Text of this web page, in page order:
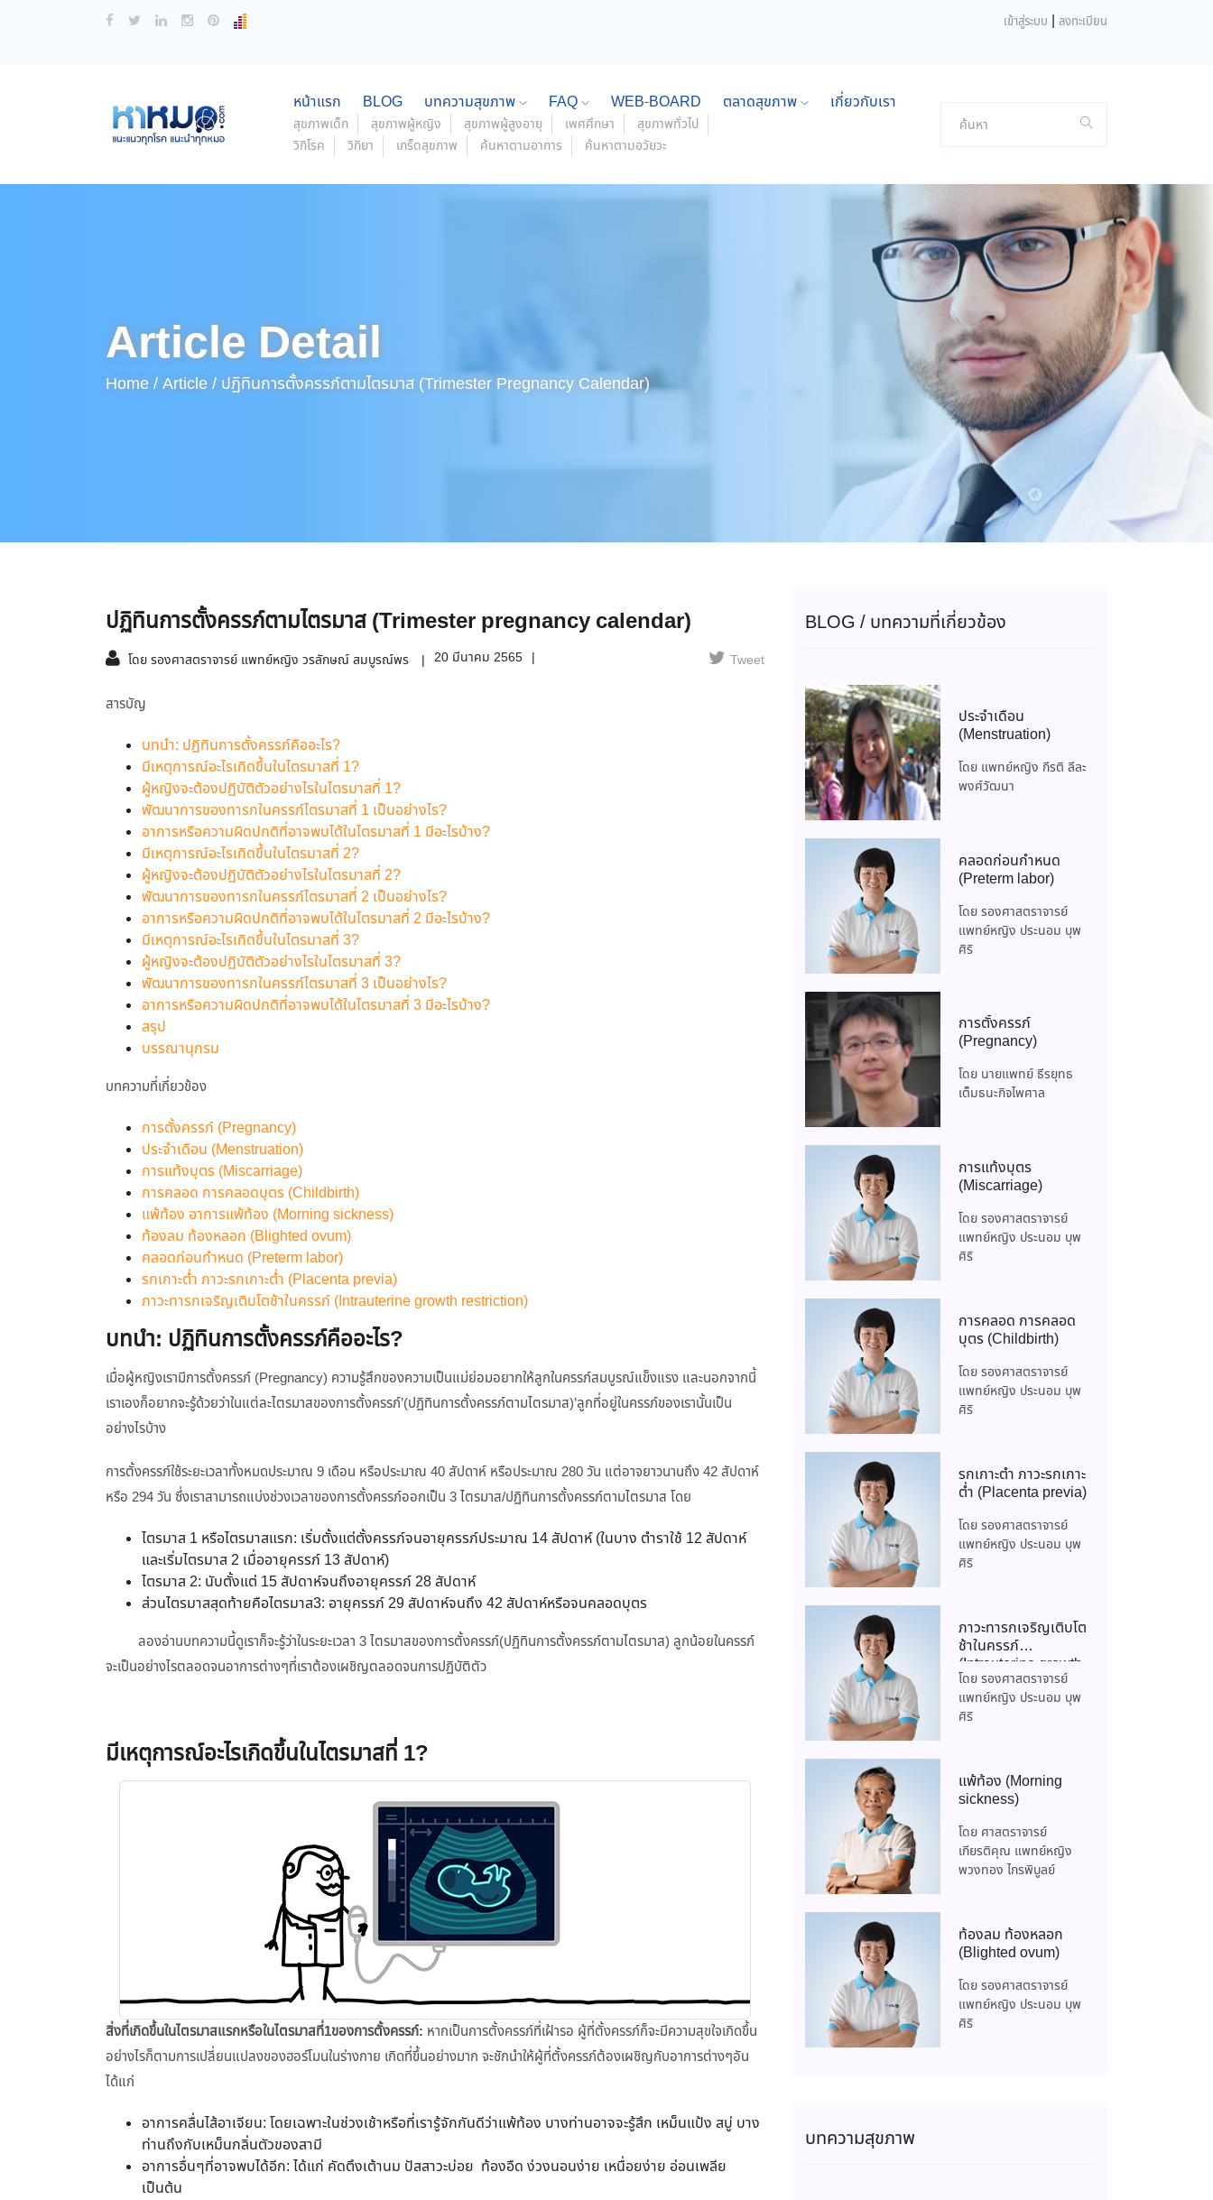
เข้าสู่ระบบ | ลงทะเบียน
หน้าแรก BLOG บทความสุขภาพ FAQ WEB-BOARD ตลาดสุขภาพ เกี่ยวกับเรา
สุขภาพเด็ก สุขภาพผู้หญิง สุขภาพผู้สูงอายุ เพศศึกษา
สุขภาพทั่วไป
วิกิโรค
วิกิยา เกร็ดสุขภาพ ค้นหาตามอาการ ค้นหาตามอวัยวะ
Article Detail
Home /Article / ปฏิทินการตั้งครรภ์ตามไตรมาส (Trimester Pregnancy Calendar)
ปฏิทินการตั้งครรภ์ตามไตรมาส (Trimester pregnancy calendar)
โดย รองศาสตราจารย์ แพทย์หญิง วรลักษณ์ สมบูรณ์พร 20 มีนาคม 2565 Tweet
สารบัญ
บทนำ: ปฏิทินการตั้งครรภ์คืออะไร?
มีเหตุการณ์อะไรเกิดขึ้นในไตรมาสที่ 1?
ผู้หญิงจะต้องปฏิบัติตัวอย่างไรในไตรมาสที่ 1?
พัฒนาการของทารกในครรภ์ไตรมาสที่ 1 เป็นอย่างไร?
อาการหรือความผิดปกติที่อาจพบได้ในไตรมาสที่ 1 มีอะไรบ้าง?
มีเหตุการณ์อะไรเกิดขึ้นในไตรมาสที่ 2?
ผู้หญิงจะต้องปฏิบัติตัวอย่างไรในไตรมาสที่ 2?
พัฒนาการของทารกในครรภ์ไตรมาสที่ 2 เป็นอย่างไร?
อาการหรือความผิดปกติที่อาจพบได้ในไตรมาสที่ 2 มีอะไรบ้าง?
มีเหตุการณ์อะไรเกิดขึ้นในไตรมาสที่ 3?
ผู้หญิงจะต้องปฏิบัติตัวอย่างไรในไตรมาสที่ 3?
พัฒนาการของทารกในครรภ์ไตรมาสที่ 3 เป็นอย่างไร?
อาการหรือความผิดปกติที่อาจพบได้ในไตรมาสที่ 3 มีอะไรบ้าง?
สรุป
บรรณานุกรม
บทความที่เกี่ยวข้อง
การตั้งครรภ์ (Pregnancy)
ประจำเดือน (Menstruation)
การแท้งบุตร (Miscarriage)
การคลอด การคลอดบุตร (Childbirth)
แพ้ท้อง อาการแพ้ท้อง (Morning sickness)
ท้องลม ท้องหลอก (Blighted ovum)
คลอดก่อนกำหนด (Preterm labor)
รกเกาะต่ำ ภาวะรกเกาะต่ำ (Placenta previa)
ภาวะทารกเจริญเติบโตช้าในครรภ์ (Intrauterine growth restriction)
บทนำ: ปฏิทินการตั้งครรภ์คืออะไร?
เมื่อผู้หญิงเรามีการตั้งครรภ์ (Pregnancy) ความรู้สึกของความเป็นแม่ย่อมอยากให้ลูกในครรภ์สมบูรณ์แข็งแรง และนอกจากนี้
เราเองก็อยากจะรู้ด้วยว่าในแต่ละไตรมาสของการตั้งครรภ์’(ปฏิทินการตั้งครรภ์ตามไตรมาส)’ลูกที่อยู่ในครรภ์ของเรานั้นเป็น
อย่างไรบ้าง
การตั้งครรภ์ใช้ระยะเวลาทั้งหมดประมาณ 9 เดือน หรือประมาณ 40 สัปดาห์ หรือประมาณ 280 วัน แต่อาจยาวนานถึง 42 สัปดาห์
หรือ 294 วัน ซึ่งเราสามารถแบ่งช่วงเวลาของการตั้งครรภ์ออกเป็น 3 ไตรมาส/ปฏิทินการตั้งครรภ์ตามไตรมาส โดย
ไตรมาส 1 หรือไตรมาสแรก: เริ่มตั้งแต่ตั้งครรภ์จนอายุครรภ์ประมาณ 14 สัปดาห์ (ในบาง ตำราใช้ 12 สัปดาห์
และเริ่มไตรมาส 2 เมื่ออายุครรภ์ 13 สัปดาห์)
ไตรมาส 2: นับตั้งแต่ 15 สัปดาห์จนถึงอายุครรภ์ 28 สัปดาห์
ส่วนไตรมาสสุดท้ายคือไตรมาส3: อายุครรภ์ 29 สัปดาห์จนถึง 42 สัปดาห์หรือจนคลอดบุตร
ลองอ่านบทความนี้ดูเราก็จะรู้ว่าในระยะเวลา 3 ไตรมาสของการตั้งครรภ์(ปฏิทินการตั้งครรภ์ตามไตรมาส) ลูกน้อยในครรภ์
จะเป็นอย่างไรตลอดจนอาการต่างๆที่เราต้องเผชิญตลอดจนการปฏิบัติตัว
มีเหตุการณ์อะไรเกิดขึ้นในไตรมาสที่ 1?
สิ่งที่เกิดขึ้นในไตรมาสแรกหรือในไตรมาสที่1ของการตั้งครรภ์: หากเป็นการตั้งครรภ์ที่เฝ้ารอ ผู้ที่ตั้งครรภ์ก็จะมีความสุขใจเกิดขึ้น
อย่างไรก็ตามการเปลี่ยนแปลงของฮอร์โมนในร่างกาย เกิดที่ขึ้นอย่างมาก จะชักนำให้ผู้ที่ตั้งครรภ์ต้องเผชิญกับอาการต่างๆอัน
ได้แก่
อาการคลื่นไส้อาเจียน: โดยเฉพาะในช่วงเช้าหรือที่เรารู้จักกันดีว่าแพ้ท้อง บางท่านอาจจะรู้สึก เหม็นแป้ง สบู่ บาง
ท่านถึงกับเหม็นกลิ่นตัวของสามี
อาการอื่นๆที่อาจพบได้อีก: ได้แก่ คัดตึงเต้านม ปัสสาวะบ่อย ท้องอืด ง่วงนอนง่าย เหนื่อยง่าย อ่อนเพลีย
เป็นต้น
BLOG / บทความที่เกี่ยวข้อง
ประจำเดือน
(Menstruation)
โดย แพทย์หญิง กีรติ ลีละ
พงศ์วัฒนา
คลอดก่อนกำหนด
(Preterm labor)
โดย รองศาสตราจารย์
แพทย์หญิง ประนอม บุพ
ศิริ
การตั้งครรภ์
(Pregnancy)
โดย นายแพทย์ ธีรยุทธ
เต็มธนะกิจไพศาล
การแท้งบุตร
(Miscarriage)
โดย รองศาสตราจารย์
แพทย์หญิง ประนอม บุพ
ศิริ
การคลอด การคลอด
บุตร (Childbirth)
โดย รองศาสตราจารย์
แพทย์หญิง ประนอม บุพ
ศิริ
รกเกาะต่ำ ภาวะรกเกาะ
ต่ำ (Placenta previa)
โดย รองศาสตราจารย์
แพทย์หญิง ประนอม บุพ
ศิริ
ภาวะทารกเจริญเติบโต
ช้าในครรภ์
(Intrauterine growth
restriction)
โดย รองศาสตราจารย์
แพทย์หญิง ประนอม บุพ
ศิริ
แพ้ท้อง (Morning
sickness)
โดย ศาสตราจารย์
เกียรติคุณ แพทย์หญิง
พวงทอง ไกรพิบูลย์
ท้องลม ท้องหลอก
(Blighted ovum)
โดย รองศาสตราจารย์
แพทย์หญิง ประนอม บุพ
ศิริ
บทความสุขภาพ